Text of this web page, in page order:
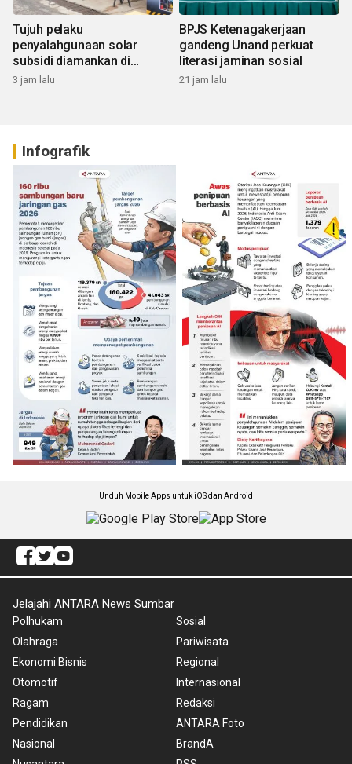
Tujuh pelaku
penyalahgunaan solar
subsidi diamankan di
Sumbar
3 jam lalu
BPJS Ketenagakerjaan
gandeng Unand perkuat
literasi jaminan sosial
21 jam lalu
Infografik
Unduh Mobile Apps untuk iOS dan Android
Jelajahi ANTARA News Sumbar
Polhukam
Olahraga
Ekonomi Bisnis
Otomotif
Ragam
Pendidikan
Nasional
Sosial
Pariwisata
Regional
Internasional
Redaksi
ANTARA Foto
BrandA